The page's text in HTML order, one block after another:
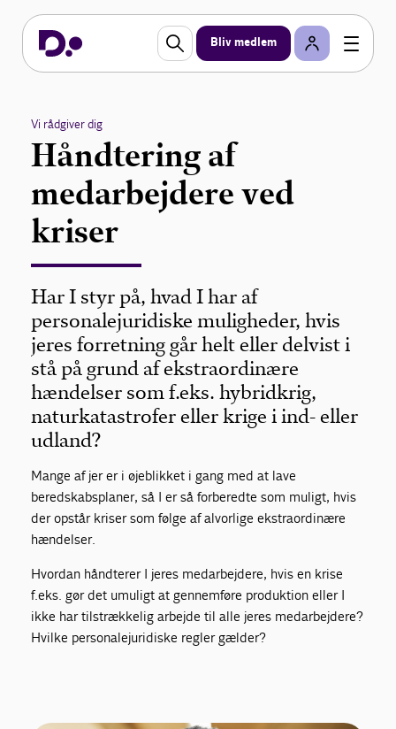
Bliv medlem
Vi rådgiver dig
Håndtering af
medarbejdere ved
kriser
Har I styr på, hvad I har af
personalejuridiske muligheder, hvis
jeres forretning går helt eller delvist i
stå på grund af ekstraordinære
hændelser som f.eks. hybridkrig,
naturkatastrofer eller krige i ind- eller
udland?
Mange af jer er i øjeblikket i gang med at lave
beredskabsplaner, så I er så forberedte som muligt, hvis
der opstår kriser som følge af alvorlige ekstraordinære
hændelser.
Hvordan håndterer I jeres medarbejdere, hvis en krise
f.eks. gør det umuligt at gennemføre produktion eller I
ikke har tilstrækkelig arbejde til alle jeres medarbejdere?
Hvilke personalejuridiske regler gælder?